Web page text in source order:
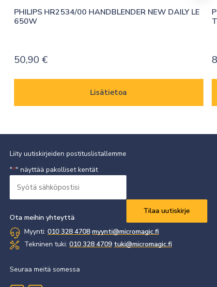
PHILIPS HR2534/00 HANDBLENDER NEW DAILY LE
650W
50,90 €
Lisätietoa
Liity uutiskirjeiden postituslistallemme
"*" näyttää pakolliset kentät
sähköpostisi
Ota meihin yhteyttä
Myynti: 010 328 4708 myynti@micromagic.fi
Tekninen tuki: 010 328 4709 tuki@micromagic.fi
Seuraa meitä somessa